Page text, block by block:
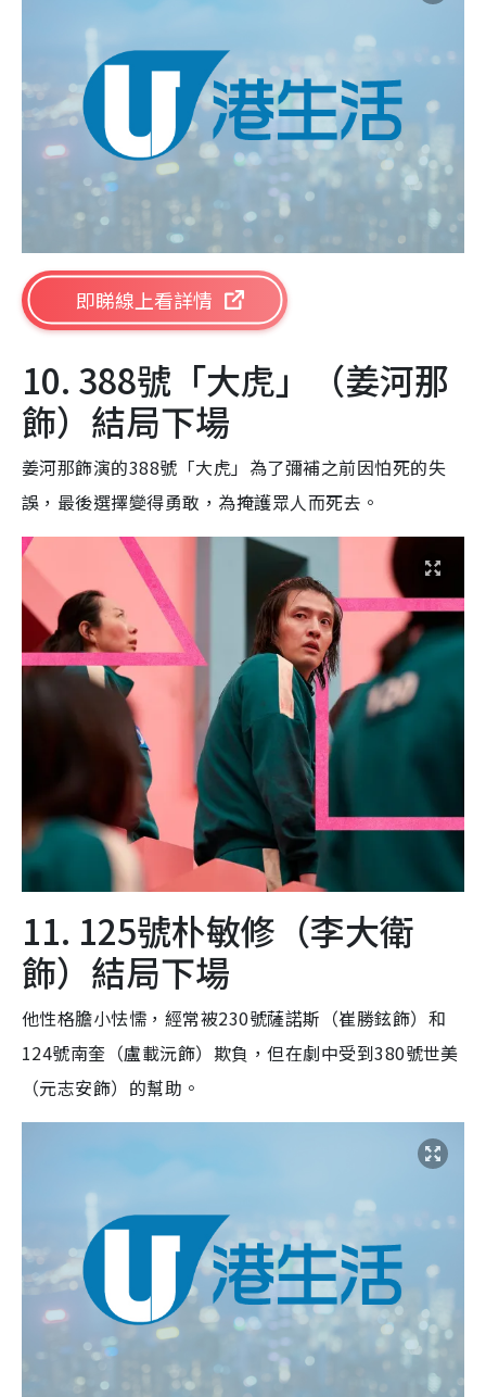
即睇線上看詳情
10. 388號「大虎」（姜河那
飾）結局下場
姜河那飾演的388號「大虎」為了彌補之前因怕死的失
誤，最後選擇變得勇敢，為掩護眾人而死去。
11. 125號朴敏修（李大衛
飾）結局下場
他性格膽小怯懦，經常被230號薩諾斯（崔勝鉉飾）和
124號南奎（盧載沅飾）欺負，但在劇中受到380號世美
（元志安飾）的幫助。